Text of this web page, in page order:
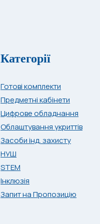
Категорії
Готові комплекти
Предметні кабінети
Цифрове обладнання
Облаштування укриттів
Засоби інд. захисту
НУШ
STEM
Інклюзія
Запит на Пропозицію